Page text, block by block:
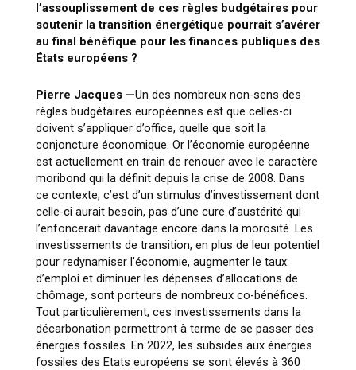
l’assouplissement de ces règles budgétaires pour
soutenir la transition énergétique pourrait s’avérer
au final bénéfique pour les finances publiques des
États européens ?
Pierre Jacques —Un des nombreux non-sens des
règles budgétaires européennes est que celles-ci
doivent s’appliquer d’office, quelle que soit la
conjoncture économique. Or l’économie européenne
est actuellement en train de renouer avec le caractère
moribond qui la définit depuis la crise de 2008. Dans
ce contexte, c’est d’un stimulus d’investissement dont
celle-ci aurait besoin, pas d’une cure d’austérité qui
l’enfoncerait davantage encore dans la morosité. Les
investissements de transition, en plus de leur potentiel
pour redynamiser l’économie, augmenter le taux
d’emploi et diminuer les dépenses d’allocations de
chômage, sont porteurs de nombreux co-bénéfices.
Tout particulièrement, ces investissements dans la
décarbonation permettront à terme de se passer des
énergies fossiles. En 2022, les subsides aux énergies
fossiles des Etats européens se sont élevés à 360